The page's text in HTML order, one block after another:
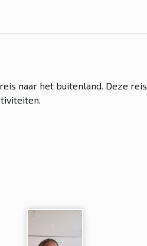
naar het buitenland. Deze reis